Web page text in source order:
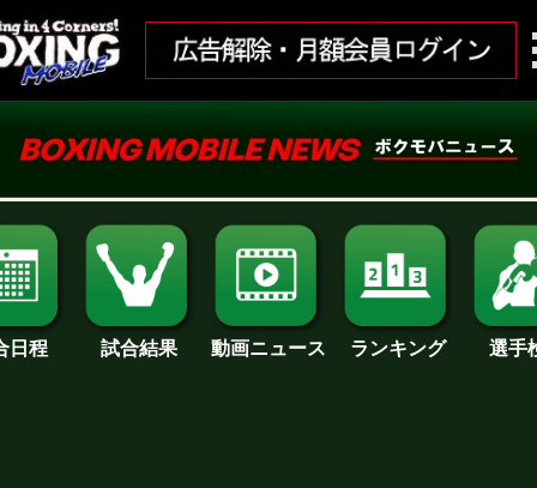
日程 試合結果 動画ニュース ランキング 選手